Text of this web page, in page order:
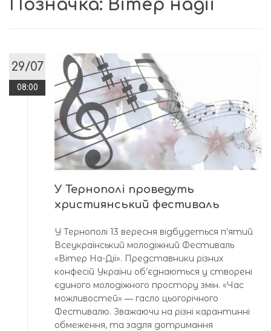
Позначка: Вітер надії
29/07
08:00
У Тернополі проведуть
християнський фестиваль
У Тернополі 13 вересня відбудеться п’ятий
Всеукраїнський молодіжний Фестиваль
«Вітер На-Дії». Представники різних
конфесій України об’єднаються у створені
єдиного молодіжного простору змін. «Час
можливостей» ― гасло цьогорічного
Фестивалю. Зважаючи на різні карантинні
обмеження, та задля дотримання